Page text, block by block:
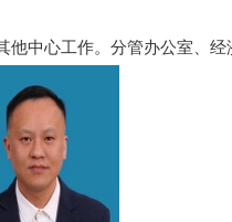
中心工作。分管办公室、经